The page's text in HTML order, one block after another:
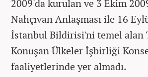
2009'da kurulan ve 3 Ekim
Nahçıvan Anlaşması ile 16
İstanbul Bildirisi'ni temel alan
Konuşan Ülkeler İşbirliği
faaliyetlerinde yer almadı.